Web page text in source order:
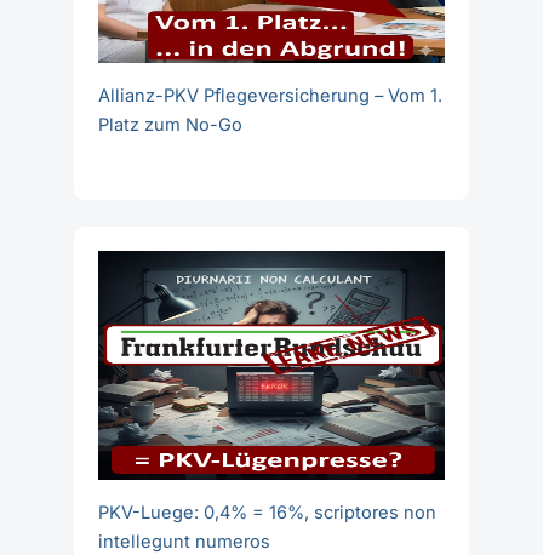
Allianz-PKV Pflegeversicherung – Vom 1.
Platz zum No-Go
PKV-Luege: 0,4% = 16%, scriptores non
intellegunt numeros